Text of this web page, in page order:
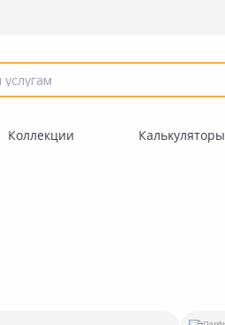
Коллекции Калькуляторы